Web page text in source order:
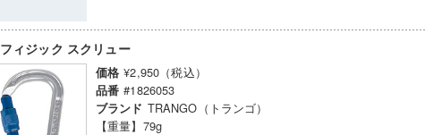
フィジック スクリュー
価格 ¥2,950（税込）
品番 #1826053
ブランド TRANGO（トランゴ）
【重量】79g